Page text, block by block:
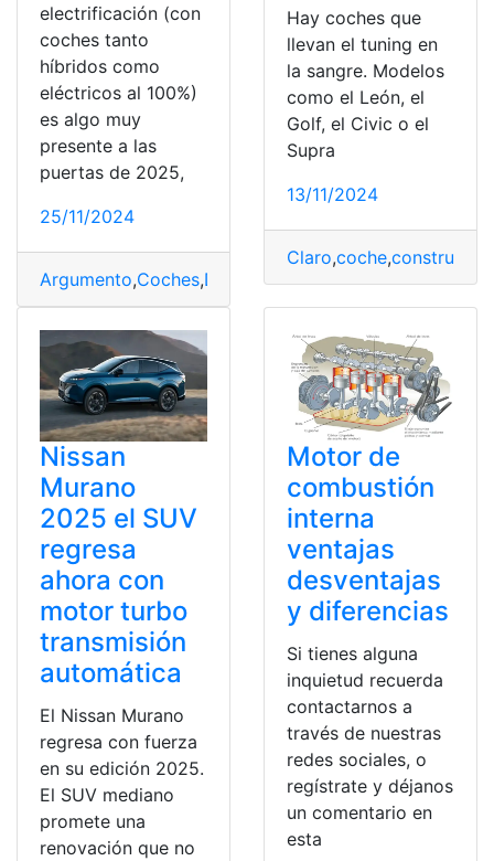
electrificación (con
coches tanto
híbridos como
eléctricos al 100%)
es algo muy
presente a las
puertas de 2025,
25/11/2024
Argumento,Coches,Desafiar,Eléctricos,Mazda,Motor,
Hay coches que
llevan el tuning en
la sangre. Modelos
como el León, el
Golf, el Civic o el
Supra
13/11/2024
Claro,coche,construido
Nissan
Murano
2025 el SUV
regresa
ahora con
motor turbo
transmisión
automática
El Nissan Murano
regresa con fuerza
en su edición 2025.
El SUV mediano
promete una
renovación que no
Motor de
combustión
interna
ventajas
desventajas
y diferencias
Si tienes alguna
inquietud recuerda
contactarnos a
través de nuestras
redes sociales, o
regístrate y déjanos
un comentario en
esta